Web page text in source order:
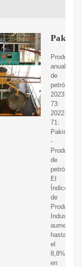
Producción
anual
de
petróleo;
2023:
73:
2022:
71:
Pakistán
-
Producción
de
petróleo
El
Índice
de
Producción
Industrial
aumenta
hasta
el
8,8%
en